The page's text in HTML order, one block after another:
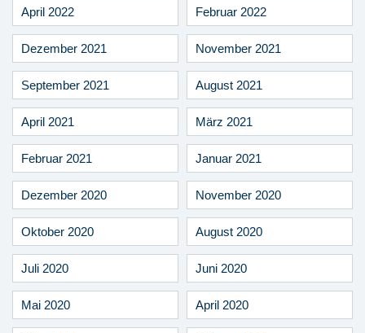
April 2022 Februar 2022
Dezember 2021 November 2021
September 2021 August 2021
April 2021 März 2021
Februar 2021 Januar 2021
Dezember 2020 November 2020
Oktober 2020 August 2020
Juli 2020 Juni 2020
Mai 2020 April 2020